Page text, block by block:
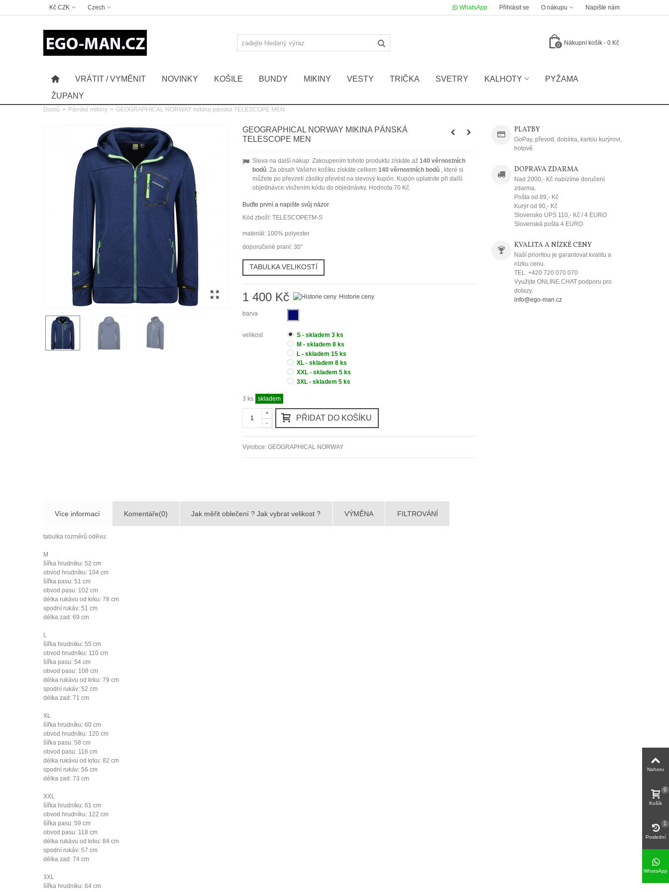
Kč CZK Czech Napište nám
O nákupu
Přihlásit se
WhatsApp
0 Nákupní košík - 0 Kč
VRÁTIT / VYMĚNIT NOVINKY KOŠILE BUNDY MIKINY VESTY TRIČKA SVETRY KALHOTY
PYŽAMA
ŽUPANY
Domů > Pánské mikiny > GEOGRAPHICAL NORWAY mikina pánská TELESCOPE MEN
GEOGRAPHICAL NORWAY MIKINA PÁNSKÁ
TELESCOPE MEN
Sleva na další nákup: Zakoupením tohoto produktu získáte až 140věrnostních
bodů. Za obsah Vašeho košíku získáte celkem 140věrnostních bodů, které si
můžete po převzetí zásilky převést na slevový kupón. Kupón uplatníte při další
objednávce vložením kódu do objednávky. Hodnota 70 Kč.
Buďte první a napište svůj názor
Kód zboží: TELESCOPETM-S
materiál: 100% polyester
doporučené praní: 30°
TABULKA VELIKOSTÍ
1 400 Kč Historie ceny
barva
velikost S - skladem 3 ks
M - skladem 8 ks
L - skladem 15 ks
XL - skladem 8 ks
XXL - skladem 5 ks
3XL - skladem 5 ks
3 ks skladem
-
+
PŘIDAT DO KOŠÍKU
Výrobce: GEOGRAPHICAL NORWAY
PLATBY
GoPay, převod, dobírka, kartou kurýrovi,
hotově.
DOPRAVA ZDARMA
Nad 2000,- Kč nabízíme doručení
zdarma.
Pošta od 89,- Kč
Kurýr od 90,- Kč
Slovensko UPS 110,- Kč / 4 EURO
Slovenská pošta 4 EURO
KVALITA A NÍZKÉ CENY
Naší prioritou je garantovat kvalitu a
nízku cenu.
TEL. +420 720 070 070
Využijte ONLINE CHAT podporu pro
dotazy.
info@ego-man.cz
Více informací Komentáře(0) Jak měřit oblečení ? Jak vybrat velikost ? VÝMĚNA FILTROVÁNÍ
tabulka rozměrů oděvu:
M
šířka hrudníku: 52 cm
obvod hrudníku: 104 cm
šířka pasu: 51 cm
obvod pasu: 102 cm
délka rukávu od krku: 78 cm
spodní rukáv: 51 cm
délka zad: 69 cm
L
šířka hrudníku: 55 cm
obvod hrudníku: 110 cm
šířka pasu: 54 cm
obvod pasu: 108 cm
délka rukávu od krku: 79 cm
spodní rukáv: 52 cm
délka zad: 71 cm
XL
šířka hrudníku: 60 cm
obvod hrudníku: 120 cm
šířka pasu: 58 cm
obvod pasu: 116 cm
délka rukávu od krku: 82 cm
spodní rukáv: 56 cm
délka zad: 73 cm
XXL
šířka hrudníku: 61 cm
obvod hrudníku: 122 cm
šířka pasu: 59 cm
obvod pasu: 118 cm
délka rukávu od krku: 84 cm
spodní rukáv: 57 cm
délka zad: 74 cm
3XL
šířka hrudníku: 64 cm
Nahoru
Košík
0
Poslední
1
WhatsApp